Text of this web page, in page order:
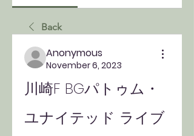
Back
Anonymous
November 6, 2023
川崎F BGパトゥム・
ユナイテッド ライブ